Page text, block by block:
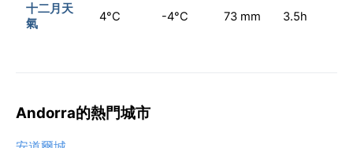
十二月天
氣
4°C -4°C 73 mm 3.5h
Andorra的熱門城市